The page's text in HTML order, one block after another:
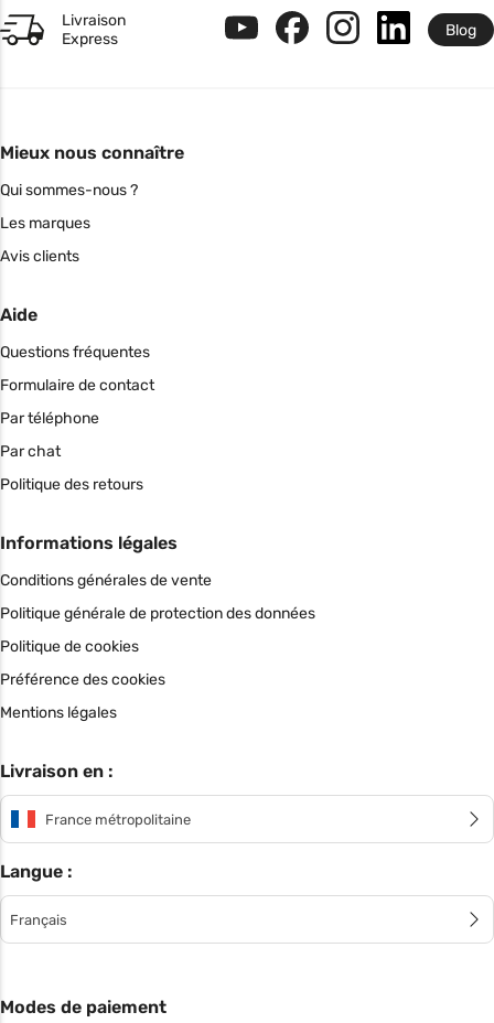
Livraison
Express
Blog
Mieux nous connaître
Qui sommes-nous ?
Les marques
Avis clients
Aide
Questions fréquentes
Formulaire de contact
Par téléphone
Par chat
Politique des retours
Informations légales
Conditions générales de vente
Politique générale de protection des données
Politique de cookies
Préférence des cookies
Mentions légales
Livraison en :
France métropolitaine
Langue :
Français
Modes de paiement